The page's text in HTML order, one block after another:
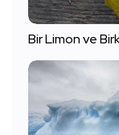
Bir Limon ve